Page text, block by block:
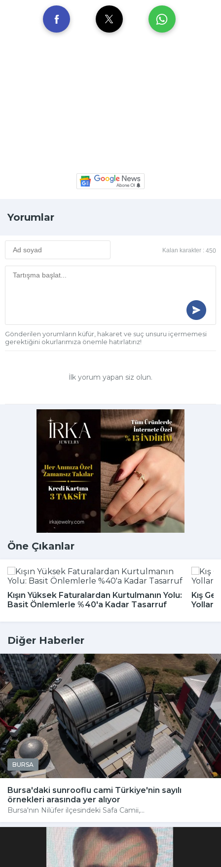
Yorumlar
Kalan karakter : 450
Gönderilen yorumların küfür, hakaret ve suç unsuru içermemesi
gerektiğini okurlarımıza önemle hatırlatırız!
İlk yorum yapan siz olun.
Öne Çıkanlar
Kışın Yüksek Faturalardan Kurtulmanın Yolu:
Basit Önlemlerle %40'a Kadar Tasarruf
Kış
Yolları
Diğer Haberler
BURSA
Bursa'daki sunrooflu cami Türkiye'nin sayılı
örnekleri arasında yer alıyor
Bursa'nın Nilüfer ilçesindeki Safa Camii,...